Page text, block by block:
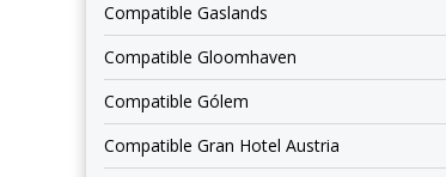
Compatible Gaslands
Compatible Gloomhaven
Compatible Gólem
Compatible Gran Hotel Austria